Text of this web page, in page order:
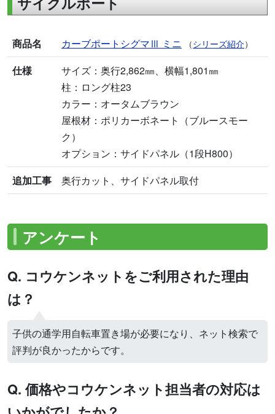
商品名 カーブポートシグマⅢ ミニ （シリーズ紹介）
仕様
サイズ：奥行2,862㎜、横幅1,801㎜
柱：ロング柱23
カラー：オータムブラウン
屋根材：ポリカーボネート（ブルースモー
ク）
オプション：サイドパネル（1段H800）
追加工事
奥行カット、サイドパネル取付
アンケート
Q. コウケンネットをご利用された理由
は？
子供の通学用自転車置き場が必要になり、ネット検索で
評判が良かったからです。
Q. 価格やコウケンネット担当者の対応は